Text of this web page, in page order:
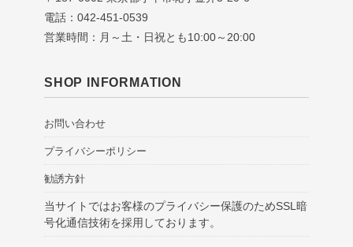
電話：042-451-0539
営業時間：月～土・日祝とも10:00～20:00
SHOP INFORMATION
お問い合わせ
プライバシーポリシー
勧誘方針
当サイトではお客様のプライバシー保護のためSSL暗
号化通信技術を採用しております。